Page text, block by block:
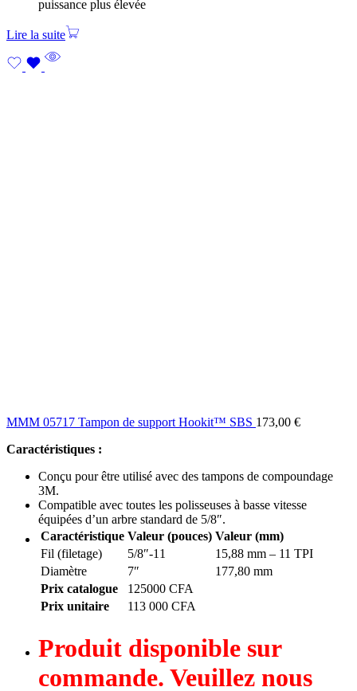
puissance plus élevée
Lire la suite
MMM 05717 Tampon de support Hookit™ SBS 173,00 €
Caractéristiques :
Conçu pour être utilisé avec des tampons de compoundage
3M.
Compatible avec toutes les polisseuses à basse vitesse
équipées d’un arbre standard de 5/8″.
Caractéristique Valeur (pouces) Valeur (mm)
Fil (filetage)
5/8″-11
15,88 mm – 11 TPI
Diamètre
7″
177,80 mm
Prix ​​catalogue
125000 CFA
Prix ​​unitaire
113 000 CFA
Produit disponible sur
commande. Veuillez nous